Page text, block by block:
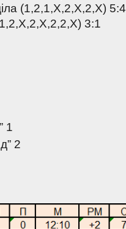
(1,2,1,X,2,X,2,X) 5:4
3:1
1
2